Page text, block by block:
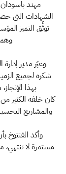
مهند
الشهادات التي
توثِّق التميز
وعبّر مدير
شكره لجميع
بهذا
والمشاريع
وأكد الفنتوخ
مستمرة لا